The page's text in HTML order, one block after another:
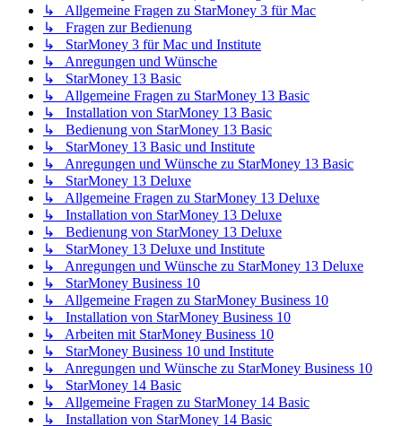
↳ Allgemeine Fragen zu StarMoney 3 für Mac
↳ Fragen zur Bedienung
↳ StarMoney 3 für Mac und Institute
↳ Anregungen und Wünsche
↳ StarMoney 13 Basic
↳ Allgemeine Fragen zu StarMoney 13 Basic
↳ Installation von StarMoney 13 Basic
↳ Bedienung von StarMoney 13 Basic
↳ StarMoney 13 Basic und Institute
↳ Anregungen und Wünsche zu StarMoney 13 Basic
↳ StarMoney 13 Deluxe
↳ Allgemeine Fragen zu StarMoney 13 Deluxe
↳ Installation von StarMoney 13 Deluxe
↳ Bedienung von StarMoney 13 Deluxe
↳ StarMoney 13 Deluxe und Institute
↳ Anregungen und Wünsche zu StarMoney 13 Deluxe
↳ StarMoney Business 10
↳ Allgemeine Fragen zu StarMoney Business 10
↳ Installation von StarMoney Business 10
↳ Arbeiten mit StarMoney Business 10
↳ StarMoney Business 10 und Institute
↳ Anregungen und Wünsche zu StarMoney Business 10
↳ StarMoney 14 Basic
↳ Allgemeine Fragen zu StarMoney 14 Basic
↳ Installation von StarMoney 14 Basic